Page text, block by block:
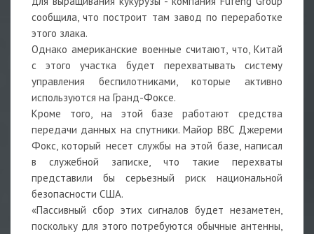
сообщила, что построит там завод по переработке
этого злака.
Однако американские военные считают, что, Китай
с этого участка будет перехватывать систему
управления беспилотниками, которые активно
используются на Гранд-Фоксе.
Кроме того, на этой базе работают средства
передачи данных на спутники. Майор ВВС Джереми
Фокс, который несет службы на этой базе, написал
в служебной записке, что такие перехваты
представили бы серьезный риск национальной
безопасности США.
«Пассивный сбор этих сигналов будет незаметен,
поскольку для этого потребуются обычные антенны,